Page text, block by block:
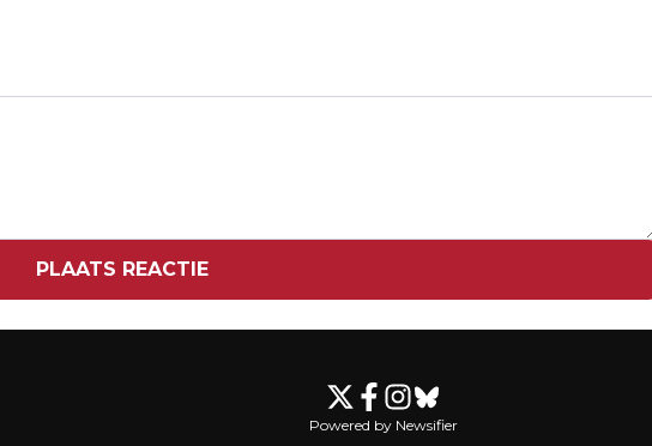
PEGIDA DOET NIEUWE AANVRAAG VOOR
PLAATS REACTIE
Powered by Newsifier